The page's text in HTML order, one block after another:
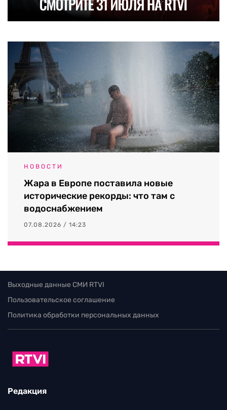
НОВОСТИ
Жара в Европе поставила новые
исторические рекорды: что там с
водоснабжением
07.08.2026 / 14:23
Выходные данные СМИ RTVI
Пользовательское соглашение
Политика обработки персональных данных
Редакция